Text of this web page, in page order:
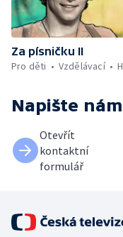
Za písničku II
Pro děti
Vzdělávací
Napište nám
Otevřít
kontaktní
formulář